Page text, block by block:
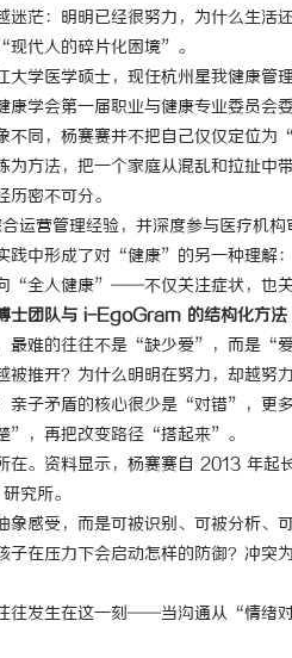
迷茫：明明已经很努力，为什么生活
代人的碎片化困境”。
大学医学硕士，现任杭州星我健康
康学会第一届职业与健康专业委员会
同，杨赛赛并不把自己仅仅定位
为方法，把一个家庭从混乱和拉扯中
密不可分。
运营管理经验，并深度参与医疗机
践中形成了对“健康”的另一种理解
“全人健康”——不仅关注症状，也
士团队与 i-EgoGram 的结构化方法
最难的往往不是“缺少爱”，而是“
被推开？为什么明明在努力，却越努
亲子矛盾的核心很少是“对错”，更
”，再把改变路径“搭起来”。
在。资料显示，杨赛赛自 2013 年
究所。
感受，而是可被识别、可被分析、
子在压力下会启动怎样的防御？冲
往往发生在这一刻——当沟通从“情